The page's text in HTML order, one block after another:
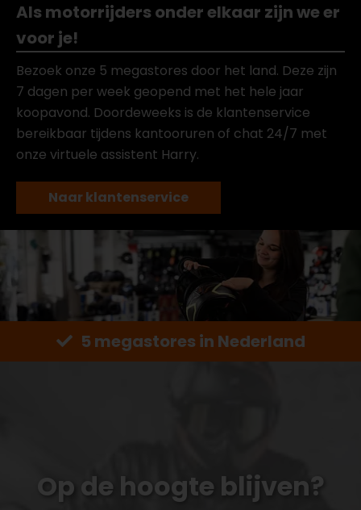
Als motorrijders onder elkaar zijn we er
voor je!
Bezoek onze 5 megastores door het land. Deze zijn
7 dagen per week geopend met het hele jaar
koopavond. Doordeweeks is de klantenservice
bereikbaar tijdens kantooruren of chat 24/7 met
onze virtuele assistent Harry.
Naar klantenservice
5 megastores in Nederland
Op de hoogte blijven?